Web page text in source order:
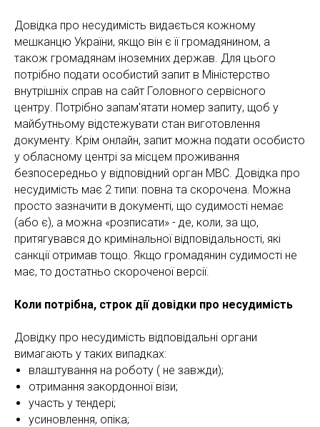
Довідка про несудимість видається кожному
мешканцю України, якщо він є її громадянином, а
також громадянам іноземних держав. Для цього
потрібно подати особистий запит в Міністерство
внутрішніх справ на сайт Головного сервісного
центру. Потрібно запам'ятати номер запиту, щоб у
майбутньому відстежувати стан виготовлення
документу. Крім онлайн, запит можна подати особисто
у обласному центрі за місцем проживання
безпосередньо у відповідний орган МВС. Довідка про
несудимість має 2 типи: повна та скорочена. Можна
просто зазначити в документі, що судимості немає
(або є), а можна «розписати» - де, коли, за що,
притягувався до кримінальної відповідальності, які
санкції отримав тощо. Якщо громадянин судимості не
має, то достатньо скороченої версії.
Коли потрібна, строк дії довідки про несудимість
Довідку про несудимість відповідальні органи
вимагають у таких випадках:
влаштування на роботу ( не завжди);
отримання закордонної візи;
участь у тендері;
усиновлення, опіка;